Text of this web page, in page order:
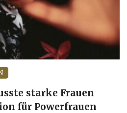
starke Frauen
für Powerfrauen